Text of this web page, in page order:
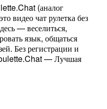
(аналог
видео чат рулетка без
— веселиться,
язык, общаться
Без регистрации и
— Лучшая